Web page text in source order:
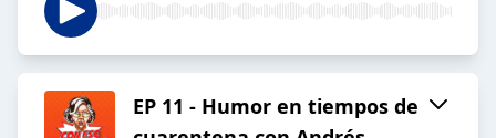
EP 11 - Humor en tiempos de